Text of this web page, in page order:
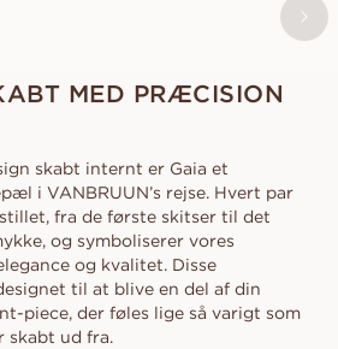
MED PRÆCISION
skabt internt er Gaia et
i VANBRUUN’s rejse. Hvert par
fra de første skitser til det
og symboliserer vores
og kvalitet. Disse
til at blive en del af din
piece, der føles lige så varigt som
skabt ud fra.